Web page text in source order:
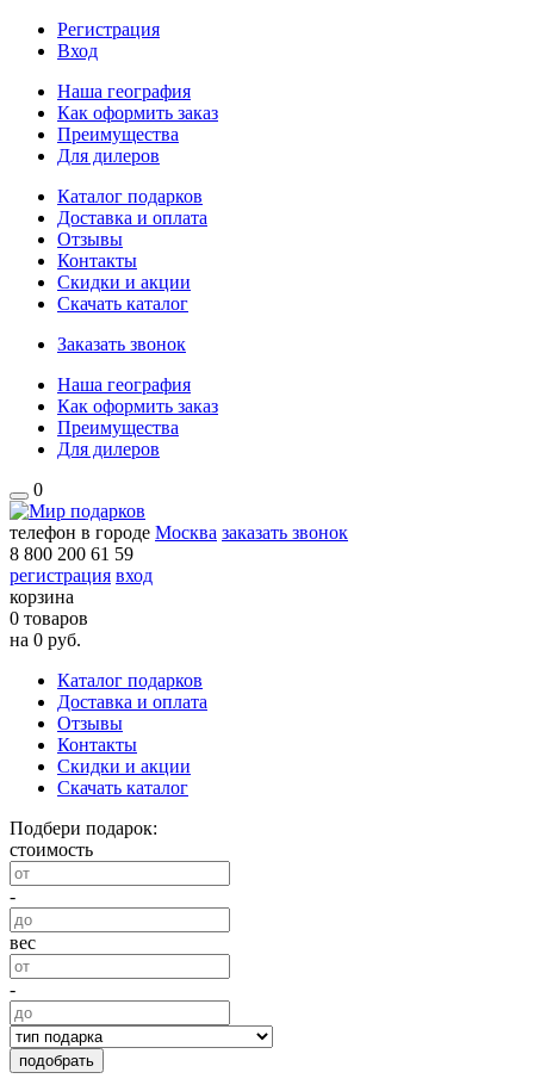
Регистрация
Вход
Наша география
Как оформить заказ
Преимущества
Для дилеров
Каталог подарков
Доставка и оплата
Отзывы
Контакты
Скидки и акции
Скачать каталог
Заказать звонок
Наша география
Как оформить заказ
Преимущества
Для дилеров
0
телефон в городе Москва заказать звонок
8 800 200 61 59
регистрация вход
корзина
0 товаров
на 0 руб.
Каталог подарков
Доставка и оплата
Отзывы
Контакты
Скидки и акции
Скачать каталог
Подбери подарок:
стоимость
-
вес
-
подобрать